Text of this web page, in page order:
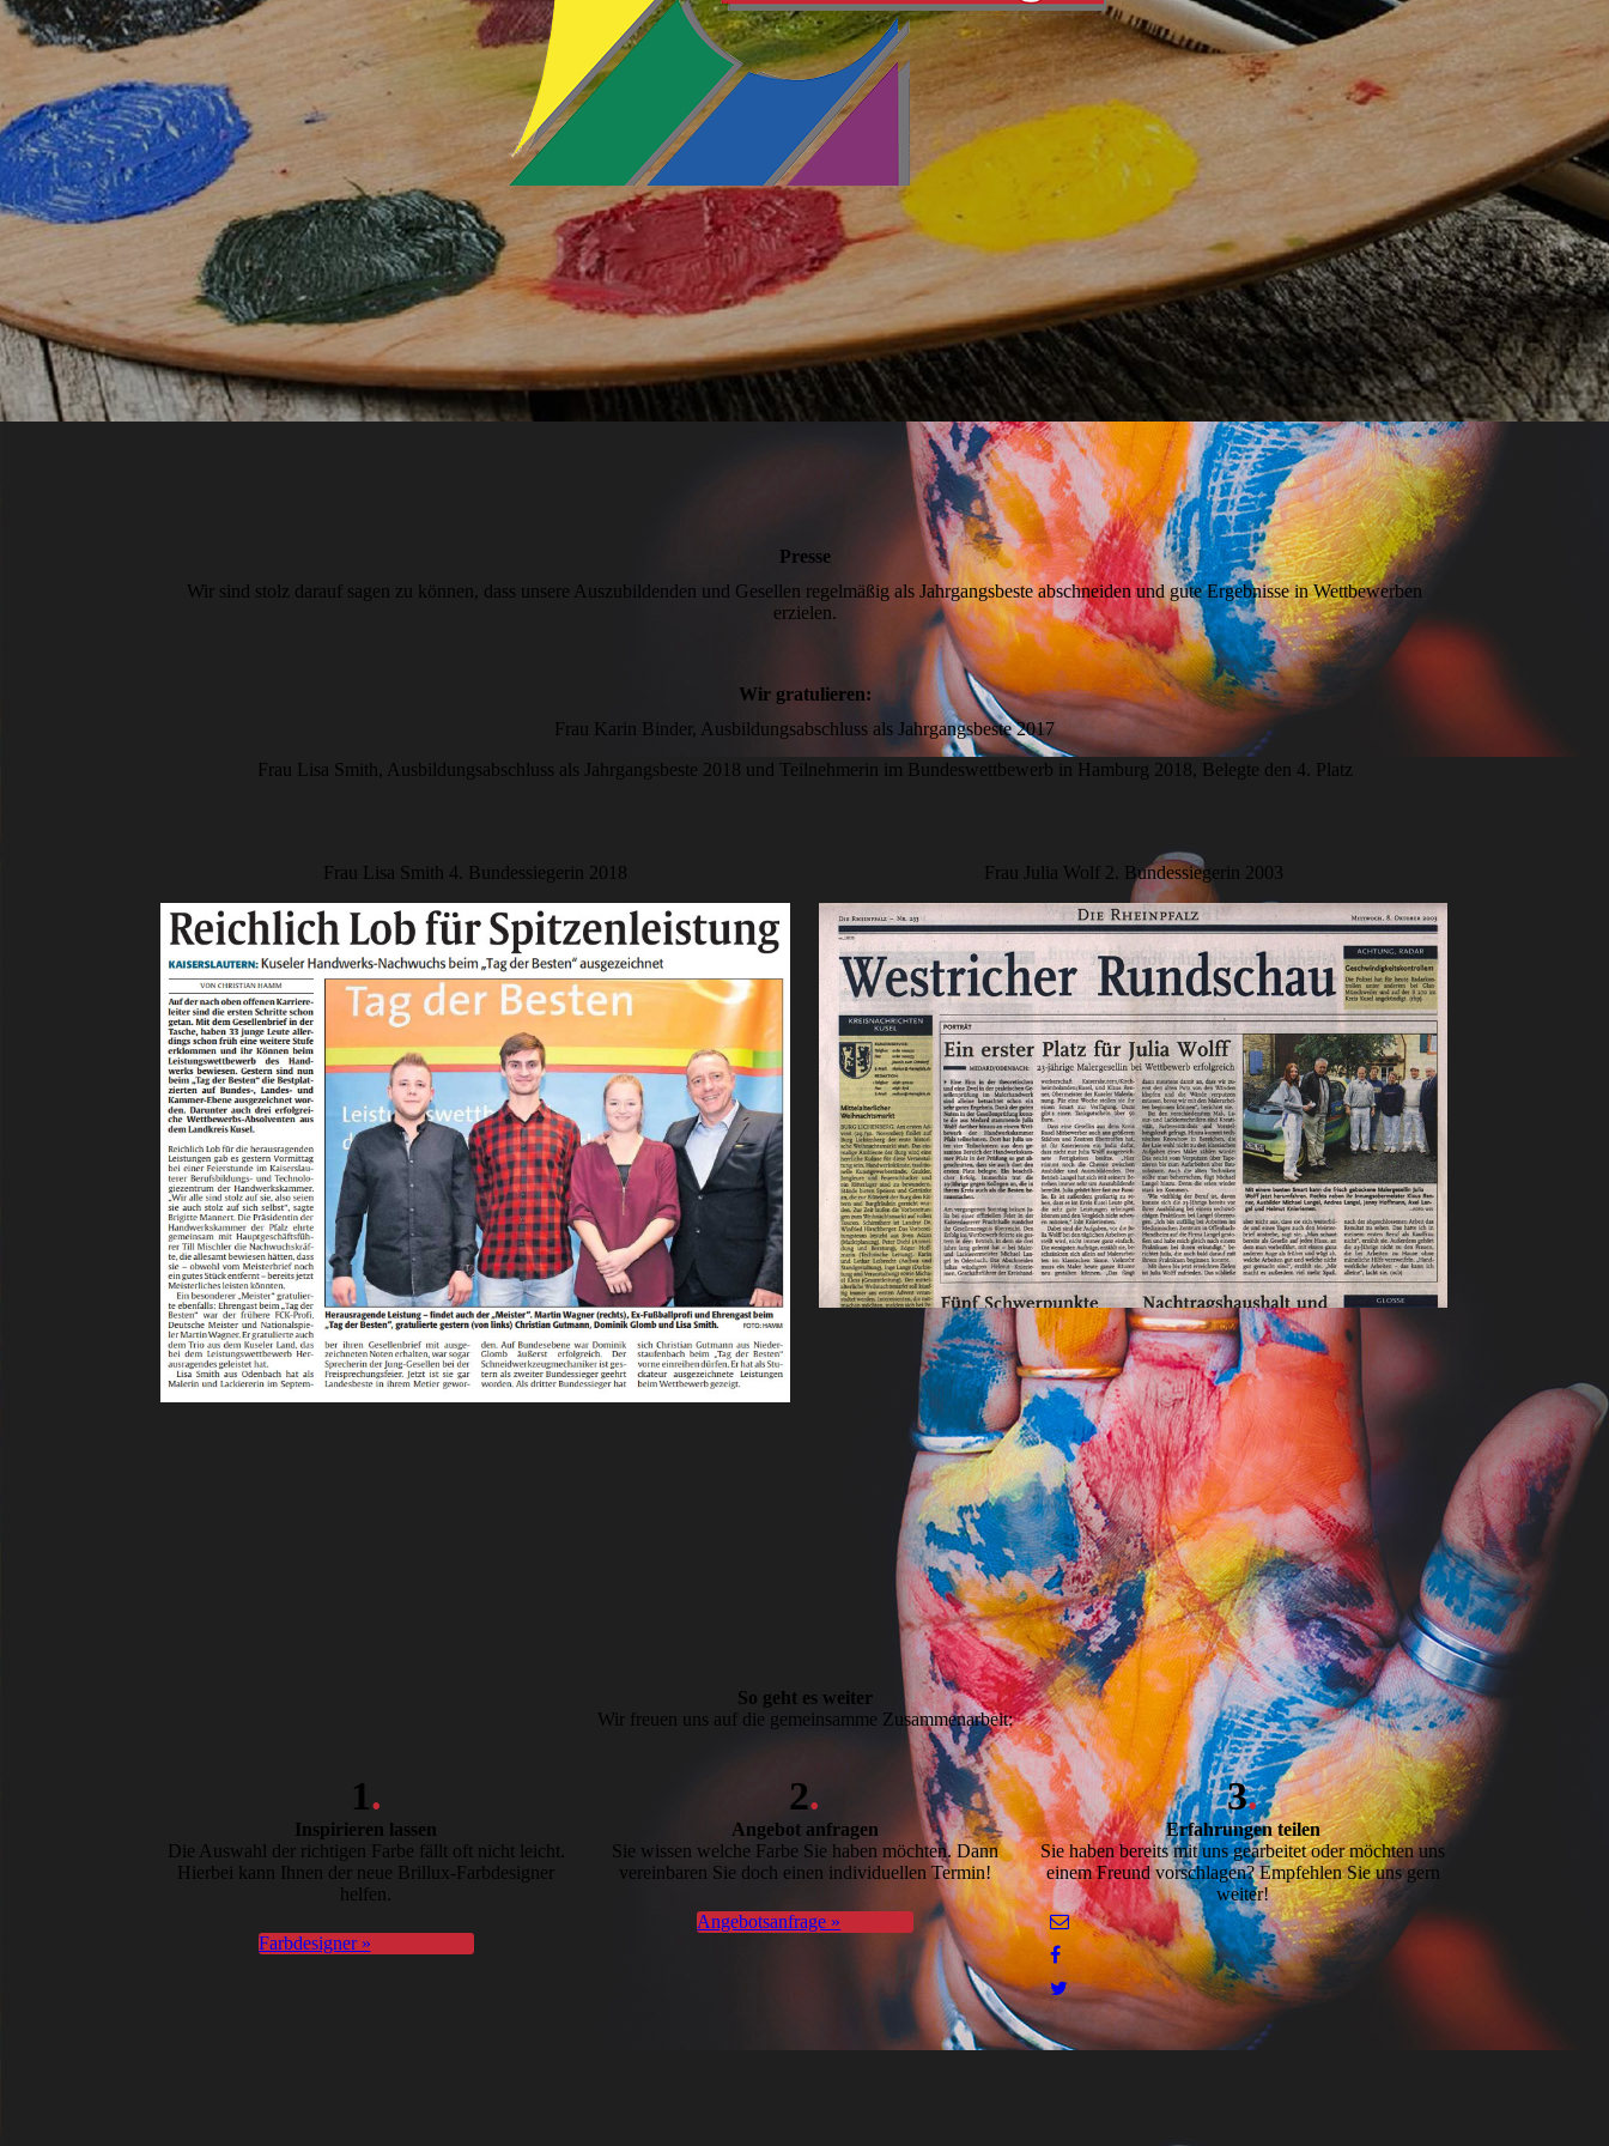
Presse
Wir sind stolz darauf sagen zu können, dass unsere Auszubildenden und Gesellen regelmäßig als Jahrgangsbeste abschneiden und gute Ergebnisse in Wettbewerben
erzielen.
Wir gratulieren:
Frau Karin Binder, Ausbildungsabschluss als Jahrgangsbeste 2017
Frau Lisa Smith, Ausbildungsabschluss als Jahrgangsbeste 2018 und Teilnehmerin im Bundeswettbewerb in Hamburg 2018, Belegte den 4. Platz
Frau Lisa Smith 4. Bundessiegerin 2018 Frau Julia Wolf 2. Bundessiegerin 2003
So geht es weiter
Wir freuen uns auf die gemeinsamme Zusammenarbeit:
1.
Inspirieren lassen
Die Auswahl der richtigen Farbe fällt oft nicht leicht.
Hierbei kann Ihnen der neue Brillux-Farbdesigner
helfen.
Farbdesigner »
2.
Angebot anfragen
Sie wissen welche Farbe Sie haben möchten. Dann
vereinbaren Sie doch einen individuellen Termin!
Angebotsanfrage »
3.
Erfahrungen teilen
Sie haben bereits mit uns gearbeitet oder möchten uns
einem Freund vorschlagen? Empfehlen Sie uns gern
weiter!